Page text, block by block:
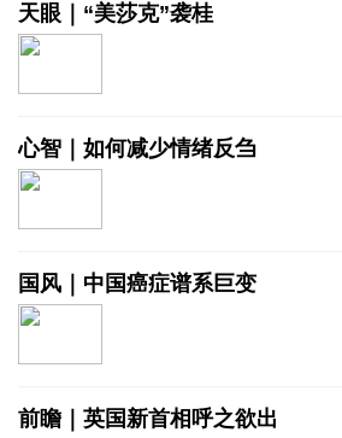
天眼｜“美莎克”袭桂
心智｜如何减少情绪反刍
国风｜中国癌症谱系巨变
前瞻｜英国新首相呼之欲出